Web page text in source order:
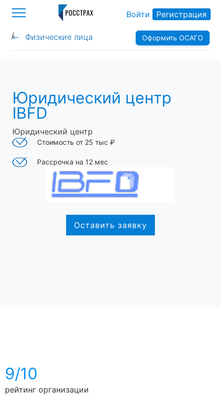
Войти Регистрация
/ Физические лица
> Оформить ОСАГО
Юридический центр
IBFD
Юридический центр
Стоимость от 25 тыс ₽
Рассрочка на 12 мес
Оставить заявку
9/10
рейтинг организации